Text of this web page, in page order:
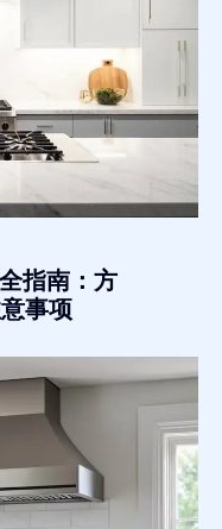
指南：方
事项